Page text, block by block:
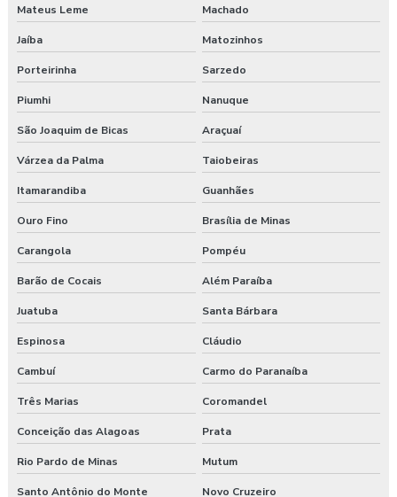
Pgr segurança do trabalho esocial
Pgr segurança do trabalho nr
Pgr segurança do trabalho nr 01
Pgr segurança do trabalho valor
Pgrtr nr 31
Plano de atendimento a emergência
Plano de atendimento a emergência em obras
Programa de gerenciamento de riscos
Programa de gerenciamento de riscos ambientais
Programa de gerenciamento de riscos no trabalho rural
Programa de gerenciamento de riscos nr
Programa de gerenciamento de riscos nr 1
Mateus Leme Machado
Jaíba Matozinhos
Porteirinha Sarzedo
Piumhi Nanuque
São Joaquim de Bicas Araçuaí
Várzea da Palma Taiobeiras
Itamarandiba Guanhães
Ouro Fino Brasília de Minas
Carangola Pompéu
Barão de Cocais Além Paraíba
Juatuba Santa Bárbara
Espinosa Cláudio
Cambuí Carmo do Paranaíba
Três Marias Coromandel
Conceição das Alagoas Prata
Rio Pardo de Minas Mutum
Santo Antônio do Monte Novo Cruzeiro